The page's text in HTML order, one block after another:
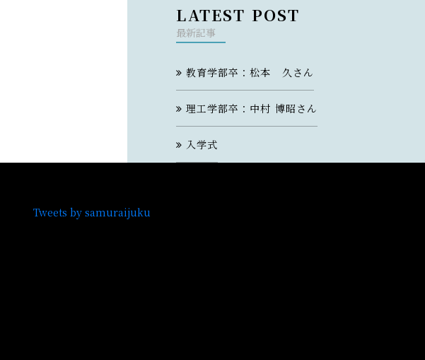
LATEST POST
最新記事
教育学部卒：松本 久さん
理工学部卒：中村 博昭さん
入学式
Tweets by samuraijuku